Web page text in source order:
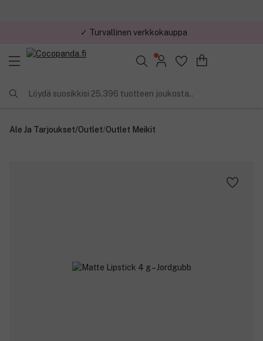
✓ Turvallinen verkkokauppa
Löydä suosikkisi 25.396 tuotteen joukosta..
Ale Ja Tarjoukset/Outlet/Outlet Meikit